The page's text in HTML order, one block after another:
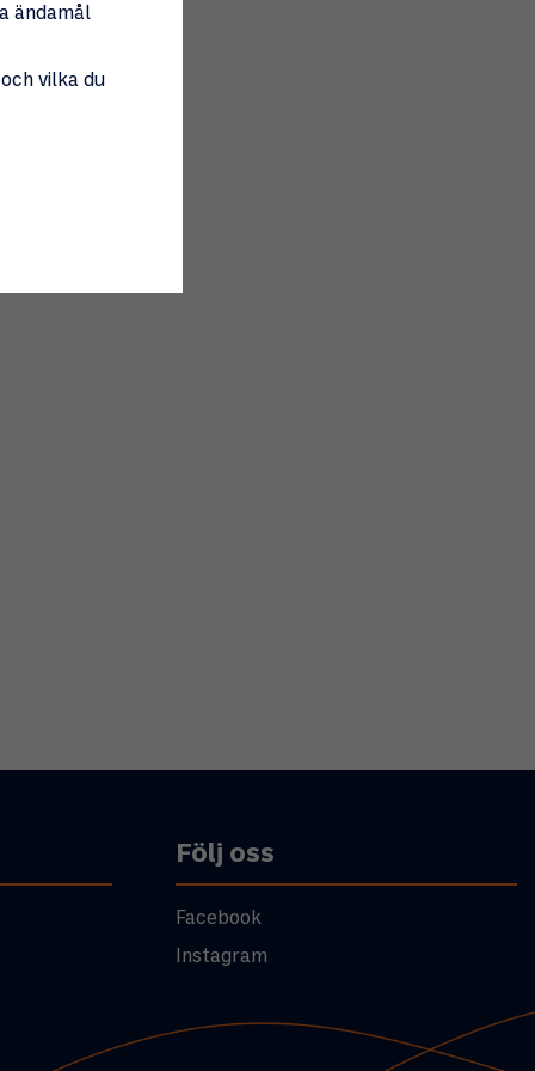
Följ oss
Facebook
Instagram
ändamål
vilka du